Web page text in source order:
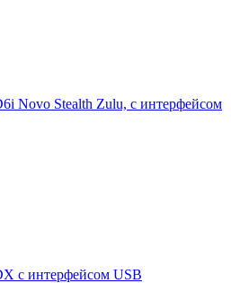
Novo Stealth Zulu, с интерфейсом
с интерфейсом USB